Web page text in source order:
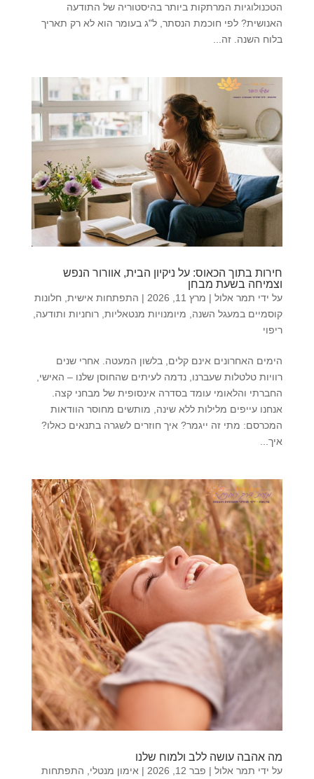
הטכנולוגיות המרתקות ביותר בהיסטוריה של התודעה
האנושית? לפי חוכמת הנסתר, ל"ג בעומר הוא לא רק תאריך
בלוח השנה. זה...
חירות בתוך הכאוס: על ניקיון הבית, אוורור הנפש
וצמיחה בשעת מבחן
על ידי תמר אלול| מרץ 11, 2026 | התפתחות אישית, חלונות
קוסמיים במעגל השנה, מיומנויות מנטאליות, רוחניות ותודעה,
ריפוי
הימים האחרונים אינם קלים, בלשון המעטה. אחרי שנים
רוויות טלטלות שעברנו, נדמה לעיתים שהחוסן שלנו – האישי,
החברתי והלאומי עומד בסדרה אינסופית של מבחני קצה.
אנחנו עייפים מלילות ללא שינה, מותשים מחוסר הוודאות
המכרסם: מתי זה ייגמר? איך חוזרים לשגרה בתנאים כאלו?
איך...
מה אהבה עושה ללב ולמוח שלנו
על ידי תמר אלול| פבר 12, 2026 | אימון מנטלי
התפתחות